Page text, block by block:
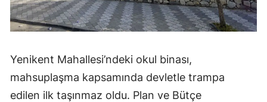
Yenikent Mahallesi’ndeki okul binası,
mahsuplaşma kapsamında devletle trampa
edilen ilk taşınmaz oldu. Plan ve Bütçe